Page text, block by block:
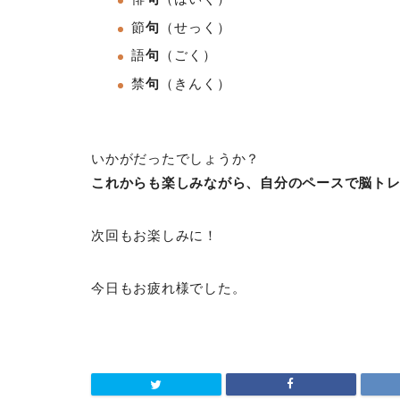
節句
（せっく）
語句 （ごく ）
禁句 （きんく）
いかがだったでしょうか？
これからも楽しみながら、自分のペースで脳トレ
次回もお楽しみに！
今日もお疲れ様でした。